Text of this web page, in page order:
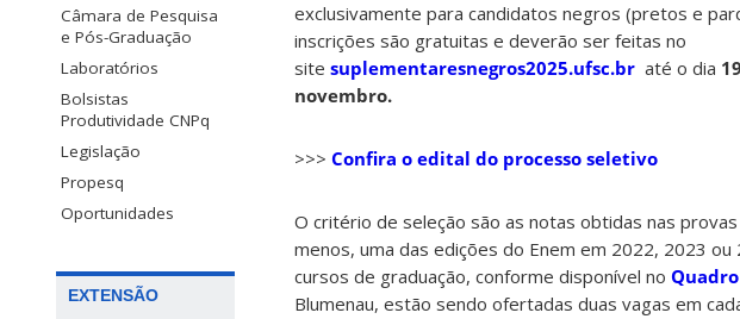
Câmara de Pesquisa
e Pós-Graduação
Laboratórios
Bolsistas
Produtividade CNPq
Legislação
Propesq
Oportunidades
EXTENSÃO
exclusivamente para candidatos negros (pretos e
inscrições são gratuitas e deverão ser feitas no
site suplementaresnegros2025.ufsc.br até o dia
novembro.
>>> Confira o edital do processo seletivo
O critério de seleção são as notas obtidas nas
menos, uma das edições do Enem em 2022, 2023
cursos de graduação, conforme disponível no
Blumenau, estão sendo ofertadas duas vagas em